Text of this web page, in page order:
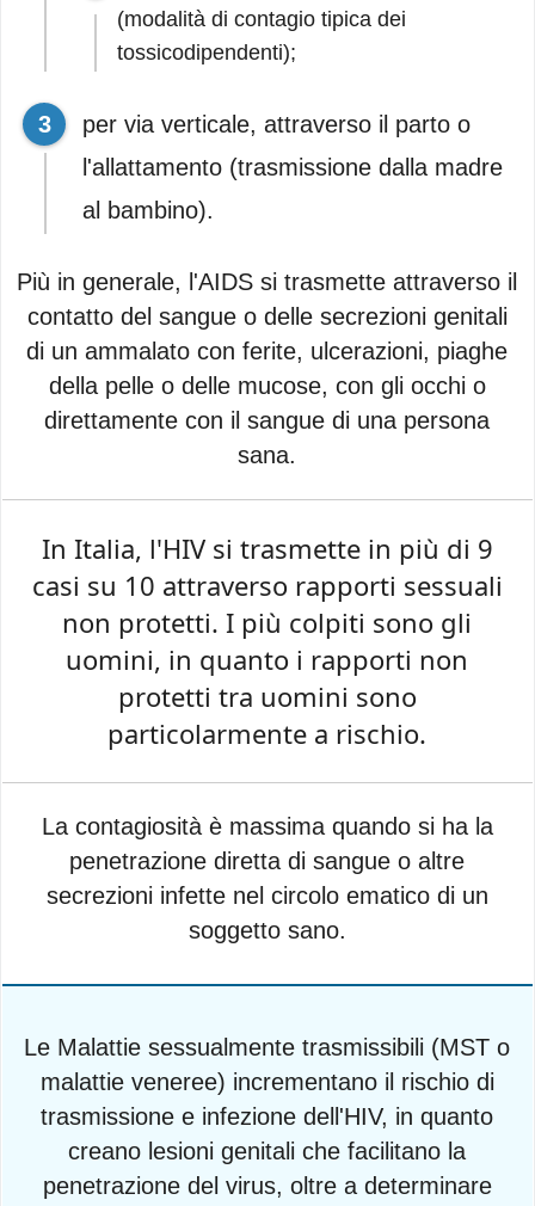
(modalità di contagio tipica dei
tossicodipendenti);
per via verticale, attraverso il parto o
l'allattamento (trasmissione dalla madre
al bambino).
Più in generale, l'AIDS si trasmette attraverso il
contatto del sangue o delle secrezioni genitali
di un ammalato con ferite, ulcerazioni, piaghe
della pelle o delle mucose, con gli occhi o
direttamente con il sangue di una persona
sana.
In Italia, l'HIV si trasmette in più di 9
casi su 10 attraverso rapporti sessuali
non protetti. I più colpiti sono gli
uomini, in quanto i rapporti non
protetti tra uomini sono
particolarmente a rischio.
La contagiosità è massima quando si ha la
penetrazione diretta di sangue o altre
secrezioni infette nel circolo ematico di un
soggetto sano.
Le Malattie sessualmente trasmissibili (MST o
malattie veneree) incrementano il rischio di
trasmissione e infezione dell'HIV, in quanto
creano lesioni genitali che facilitano la
penetrazione del virus, oltre a determinare